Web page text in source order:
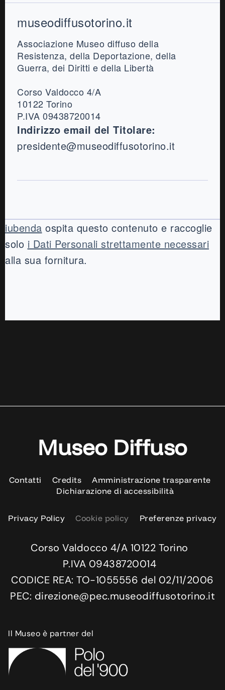
museodiffusotorino.it
Associazione Museo diffuso della
Resistenza, della Deportazione, della
Guerra, dei Diritti e della Libertà
Corso Valdocco 4/A
10122 Torino
P.IVA 09438720014
Indirizzo email del Titolare:
presidente@museodiffusotorino.it
iubenda ospita questo contenuto e raccoglie
solo i Dati Personali strettamente necessari
alla sua fornitura.
Museo Diffuso
Contatti Credits
Amministrazione trasparente
Dichiarazione di accessibilità
Privacy Policy Cookie policy Preferenze privacy
Corso Valdocco 4/A 10122 Torino
P.IVA 09438720014
CODICE REA: TO-1055556 del 02/11/2006
PEC: direzione@pec.museodiffusotorino.it
Il Museo è partner del